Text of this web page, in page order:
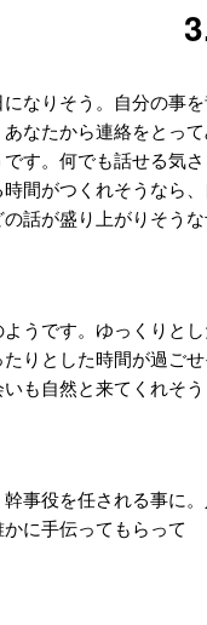
なりそう。自分の事
なたから連絡をとっ
す。何でも話せる気
間がつくれそうなら
話が盛り上がりそうな
うです。ゆっくりと
りとした時間が過ご
も自然と来てくれそう
事役を任される事に
に手伝ってもらって